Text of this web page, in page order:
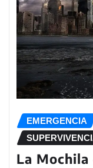
EMERGENCIA
La Mochila